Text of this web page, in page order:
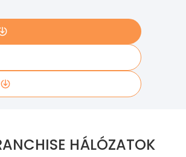
HÁLÓZATOK